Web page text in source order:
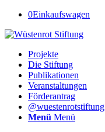
0Einkaufswagen
Projekte
Die Stiftung
Publikationen
Veranstaltungen
Förderantrag
@wuestenrotstiftung
Menü Menü